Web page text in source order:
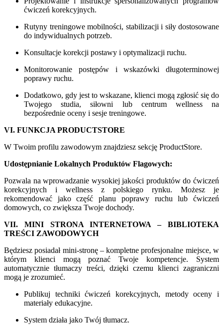
ćwiczeń korekcyjnych.
Rutyny treningowe mobilności, stabilizacji i siły dostosowane
do indywidualnych potrzeb.
Konsultacje korekcji postawy i optymalizacji ruchu.
Monitorowanie postępów i wskazówki długoterminowej
poprawy ruchu.
Dodatkowo, gdy jest to wskazane, klienci mogą zgłosić się do
Twojego studia, siłowni lub centrum wellness na
bezpośrednie oceny i sesje treningowe.
VI. FUNKCJA PRODUCTSTORE
W Twoim profilu zawodowym znajdziesz sekcję ProductStore.
Udostępnianie Lokalnych Produktów Flagowych:
Pozwala na wprowadzanie wysokiej jakości produktów do ćwiczeń
korekcyjnych i wellness z polskiego rynku. Możesz je
rekomendować jako część planu poprawy ruchu lub ćwiczeń
domowych, co zwiększa Twoje dochody.
VII. MINI STRONA INTERNETOWA – BIBLIOTEKA
TREŚCI ZAWODOWYCH
Będziesz posiadał mini-stronę – kompletne profesjonalne miejsce, w
którym klienci mogą poznać Twoje kompetencje. System
automatycznie tłumaczy treści, dzięki czemu klienci zagraniczni
mogą je zrozumieć.
Publikuj techniki ćwiczeń korekcyjnych, metody oceny i
materiały edukacyjne.
System działa jako Twój tłumacz.